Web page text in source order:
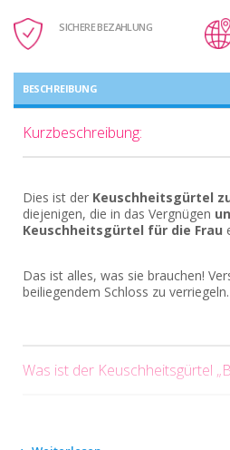
SICHERE BEZAHLUNG
BESCHREIBUNG
Kurzbeschreibung:
Dies ist der Keuschheitsgürtel
diejenigen, die in das Vergnügen
Keuschheitsgürtel für die Frau
Das ist alles, was sie brauchen!
beiliegendem Schloss zu verriegeln.
Was ist der Keuschheitsgürtel